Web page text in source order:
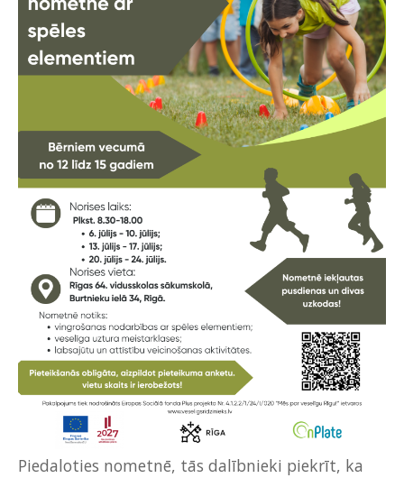
Piedaloties nometnē, tās dalībnieki piekrīt, ka